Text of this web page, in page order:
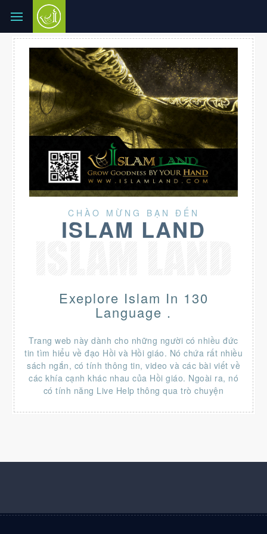
CHÀO MỪNG BẠN ĐẾN
ISLAM LAND
Exeplore Islam In 130
Language .
Trang web này dành cho những người có nhiều đức
tin tìm hiểu về đạo Hồi và Hồi giáo. Nó chứa rất nhiều
sách ngắn, có tính thông tin, video và các bài viết về
các khía cạnh khác nhau của Hồi giáo. Ngoài ra, nó
có tính năng Live Help thông qua trò chuyện